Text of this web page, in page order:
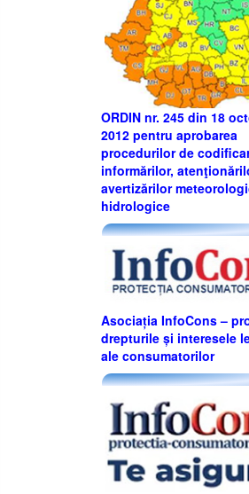
ORDIN nr. 245 din 18
2012 pentru aprobarea
procedurilor de
informărilor,
avertizărilor
hidrologice
Asociația InfoCons –
drepturile și interesele
ale consumatorilor